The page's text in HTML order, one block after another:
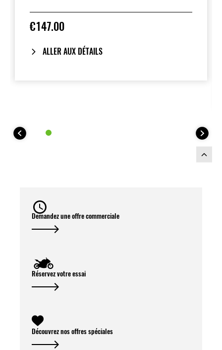
€147.00
ALLER AUX DÉTAILS
Demandez une offre commerciale
Réservez votre essai
Découvrez nos offres spéciales